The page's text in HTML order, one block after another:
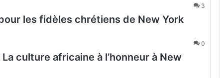
3
les fidèles chrétiens de New York
0
culture africaine à l’honneur à New